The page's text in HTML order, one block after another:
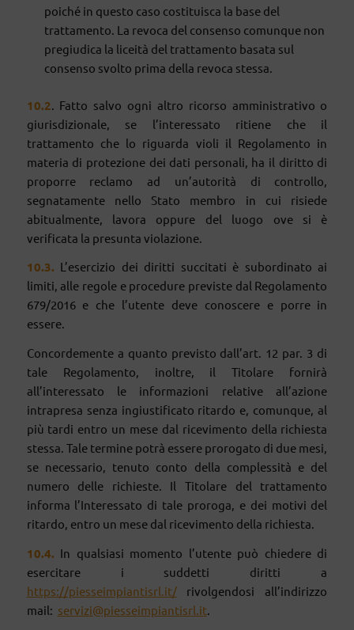
poiché in questo caso costituisca la base del
trattamento. La revoca del consenso comunque non
pregiudica la liceità del trattamento basata sul
consenso svolto prima della revoca stessa.
10.2 . Fatto salvo ogni altro ricorso amministrativo o
giurisdizionale, se l’interessato ritiene che il
trattamento che lo riguarda violi il Regolamento in
materia di protezione dei dati personali, ha il diritto di
proporre reclamo ad un’autorità di controllo,
segnatamente nello Stato membro in cui risiede
abitualmente, lavora oppure del luogo ove si è
verificata la presunta violazione.
10.3. L’esercizio dei diritti succitati è subordinato ai
limiti, alle regole e procedure previste dal Regolamento
679/2016 e che l’utente deve conoscere e porre in
essere.
Concordemente a quanto previsto dall’art. 12 par. 3 di
tale Regolamento, inoltre, il Titolare fornirà
all’interessato le informazioni relative all’azione
intrapresa senza ingiustificato ritardo e, comunque, al
più tardi entro un mese dal ricevimento della richiesta
stessa. Tale termine potrà essere prorogato di due mesi,
se necessario, tenuto conto della complessità e del
numero delle richieste. Il Titolare del trattamento
informa l’Interessato di tale proroga, e dei motivi del
ritardo, entro un mese dal ricevimento della richiesta.
10.4. In qualsiasi momento l’utente può chiedere di
esercitare i suddetti diritti a
https://piesseimpiantisrl.it/rivolgendosi all’indirizzo
mail: servizi@piesseimpiantisrl.it.